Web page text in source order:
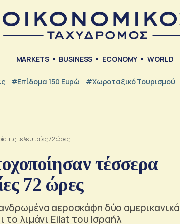
MARKETS BUSINESS ECONOMY WORLD
#Επίδομα 150 Ευρώ #Χωροταξικό Τουρισμού
τις τελευταίες 72 ώρες
τέσσερα
72 ώρες
αεροσκάφη δύο αμερικανικά
λιμάνι Eilat του Ισραήλ